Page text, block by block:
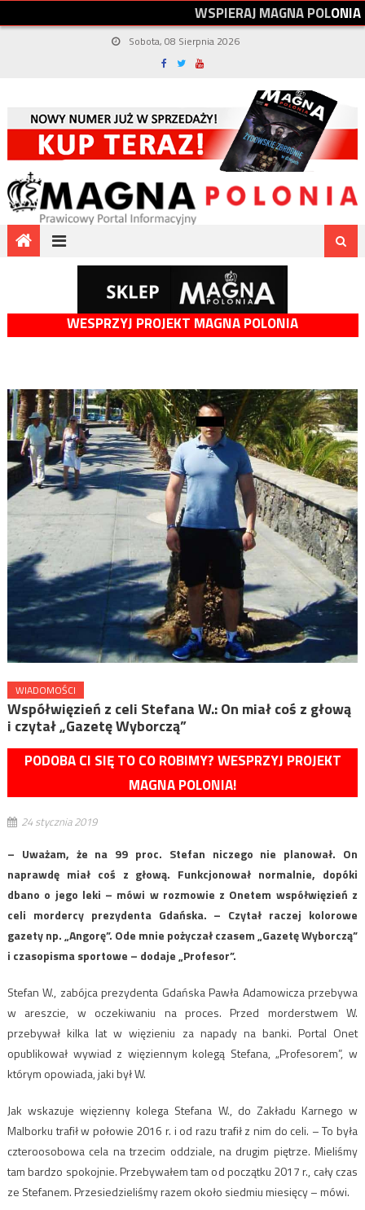
WSPIERAJMAGNAPOLONIA
Sobota, 08 Sierpnia 2026
WESPRZYJ PROJEKT MAGNA POLONIA
WIADOMOŚCI
Współwięzień z celi Stefana W.: On miał coś z głową
i czytał „Gazetę Wyborczą”
PODOBA CI SIĘ TO CO ROBIMY? WESPRZYJ PROJEKT
MAGNA POLONIA!
24 stycznia 2019
– Uważam, że na 99 proc. Stefan niczego nie planował. On
naprawdę miał coś z głową. Funkcjonował normalnie, dopóki
dbano o jego leki – mówi w rozmowie z Onetem współwięzień z
celi mordercy prezydenta Gdańska. – Czytał raczej kolorowe
gazety np. „Angorę”. Ode mnie pożyczał czasem „Gazetę Wyborczą”
i czasopisma sportowe – dodaje „Profesor”.
Stefan W., zabójca prezydenta Gdańska Pawła Adamowicza przebywa
w areszcie, w oczekiwaniu na proces. Przed morderstwem W.
przebywał kilka lat w więzieniu za napady na banki. Portal Onet
opublikował wywiad z więziennym kolegą Stefana, „Profesorem”, w
którym opowiada, jaki był W.
Jak wskazuje więzienny kolega Stefana W., do Zakładu Karnego w
Malborku trafił w połowie 2016 r. i od razu trafił z nim do celi. – To była
czteroosobowa cela na trzecim oddziale, na drugim piętrze. Mieliśmy
tam bardzo spokojnie. Przebywałem tam od początku 2017 r., cały czas
ze Stefanem. Przesiedzieliśmy razem około siedmiu miesięcy – mówi.